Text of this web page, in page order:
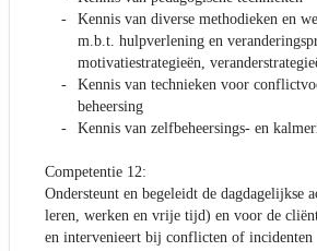
Kennis van diverse methodieken en
m.b.t. hulpverlening en
motivatiestrategieën,
Kennis van technieken voor
beheersing
Kennis van zelfbeheersings- en
Competentie 12:
Ondersteunt en begeleidt de dagdagelijkse
leren, werken en vrije tijd) en voor de
en intervenieert bij conflicten of incidenten